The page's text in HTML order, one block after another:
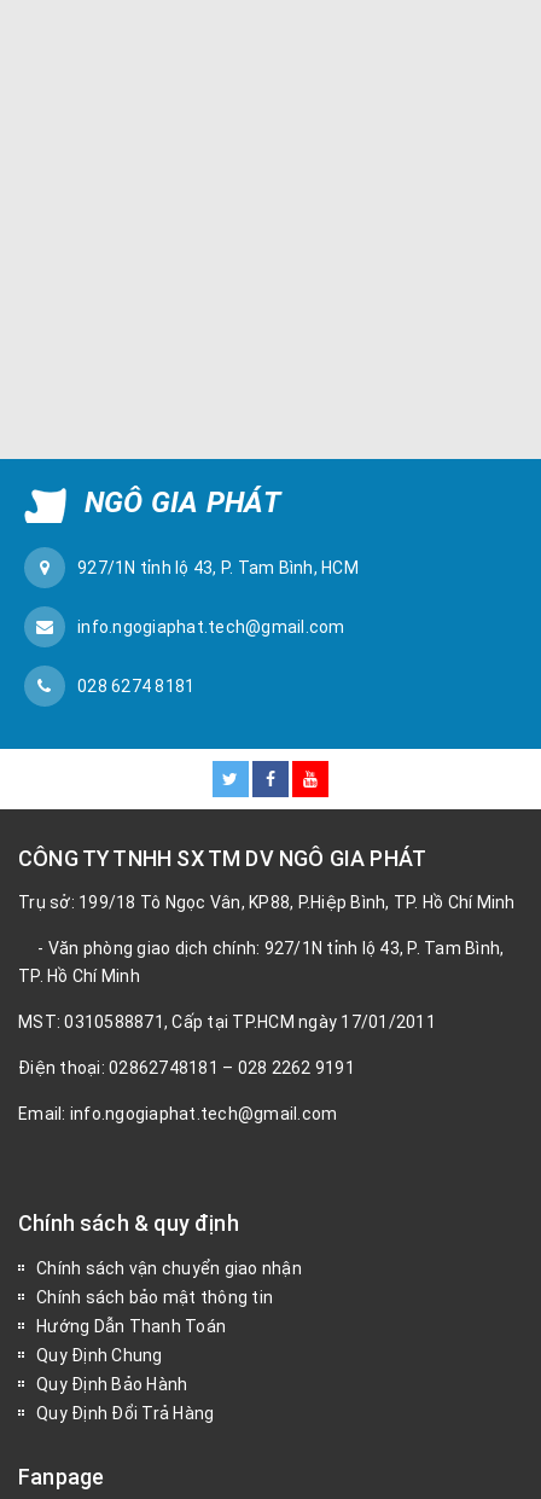
NGÔ GIA PHÁT
927/1N tỉnh lộ 43, P. Tam Bình, HCM
info.ngogiaphat.tech@gmail.com
028 6274 8181
CÔNG TY TNHH SX TM DV NGÔ GIA PHÁT
Trụ sở: 199/18 Tô Ngọc Vân, KP88, P.Hiệp Bình, TP. Hồ Chí Minh
- Văn phòng giao dịch chính: 927/1N tỉnh lộ 43, P. Tam Bình,
TP. Hồ Chí Minh
MST: 0310588871, Cấp tại TP.HCM ngày 17/01/2011
Điện thoại: 02862748181 – 028 2262 9191
Email: info.ngogiaphat.tech@gmail.com
Chính sách & quy định
Chính sách vận chuyển giao nhận
Chính sách bảo mật thông tin
Hướng Dẫn Thanh Toán
Quy Định Chung
Quy Định Bảo Hành
Quy Định Đổi Trả Hàng
Fanpage